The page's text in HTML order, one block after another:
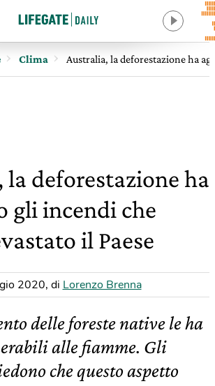
Clima Australia, la deforestazione ha
deforestazione ha
gli incendi che
il Paese
2020, di Lorenzo Brenna
delle foreste native le ha
alle fiamme. Gli
che questo aspetto